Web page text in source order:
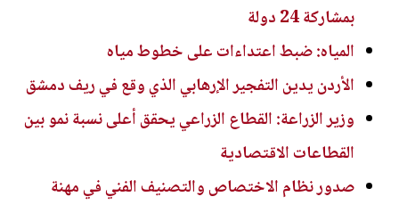
بمشاركة 24 دولة
المياه: ضبط اعتداءات على خطوط مياه
الأردن يدين التفجير الإرهابي الذي وقع في ريف دمشق
وزير الزراعة: القطاع الزراعي يحقق أعلى نسبة نمو بين
القطاعات الاقتصادية
صدور نظام الاختصاص والتصنيف الفني في مهنة